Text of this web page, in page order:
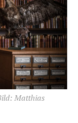
Matthias